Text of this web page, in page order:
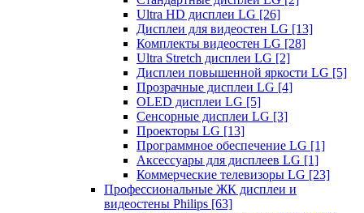
Ultra HD дисплеи LG [26]
Дисплеи для видеостен LG [13]
Комплекты видеостен LG [28]
Ultra Stretch дисплеи LG [2]
Дисплеи повышенной яркости LG [5]
Прозрачные дисплеи LG [4]
OLED дисплеи LG [5]
Сенсорные дисплеи LG [3]
Проекторы LG [13]
Программное обеспечение LG [1]
Аксессуары для дисплеев LG [1]
Коммерческие телевизоры LG [23]
Профессиональные ЖК дисплеи и
видеостены Philips [63]